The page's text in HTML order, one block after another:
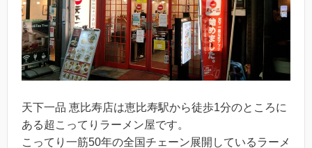
天下一品 恵比寿店は恵比寿駅から徒歩1分のところに
ある超こってりラーメン屋です。
こってり一筋50年の全国チェーン展開しているラーメ